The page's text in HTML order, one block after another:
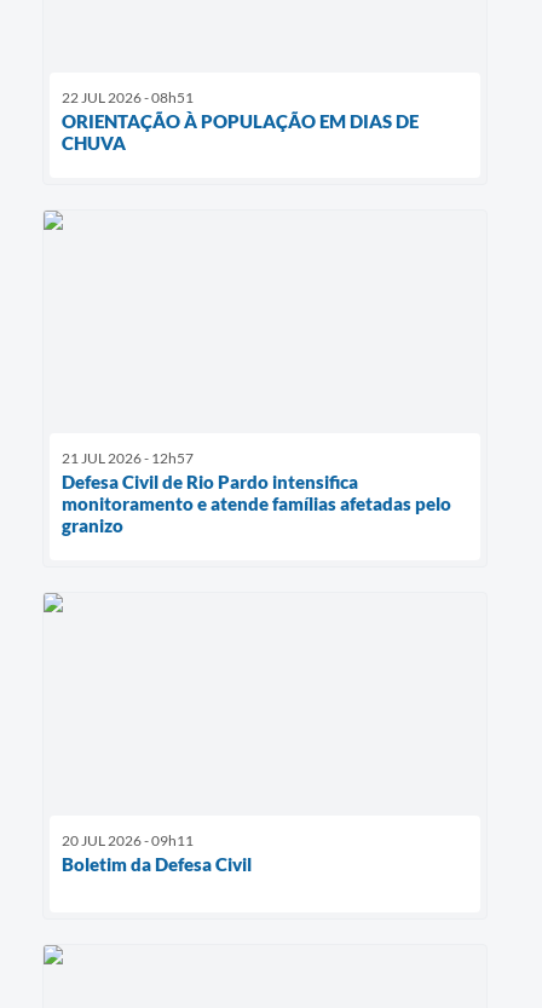
22 JUL 2026 - 08h51
ORIENTAÇÃO À POPULAÇÃO EM DIAS DE
CHUVA
21 JUL 2026 - 12h57
Defesa Civil de Rio Pardo intensifica
monitoramento e atende famílias afetadas pelo
granizo
20 JUL 2026 - 09h11
Boletim da Defesa Civil